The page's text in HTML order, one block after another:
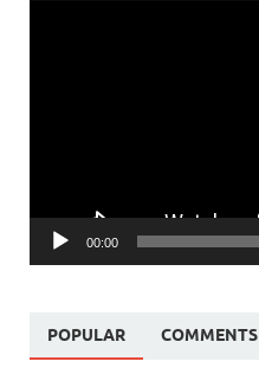
00:00
POPULAR COMMENTS